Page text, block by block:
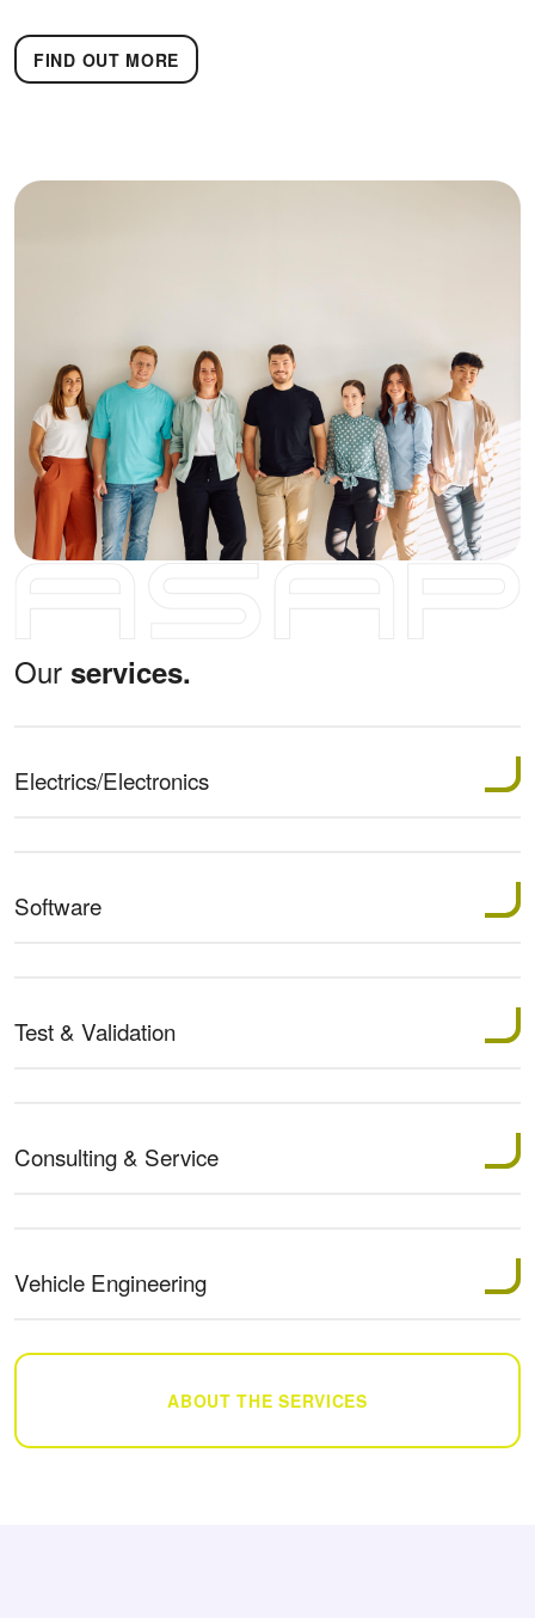
FIND OUT MORE
Our services.
Electrics/Electronics
Software
Test & Validation
Consulting & Service
Vehicle Engineering
ABOUT THE SERVICES